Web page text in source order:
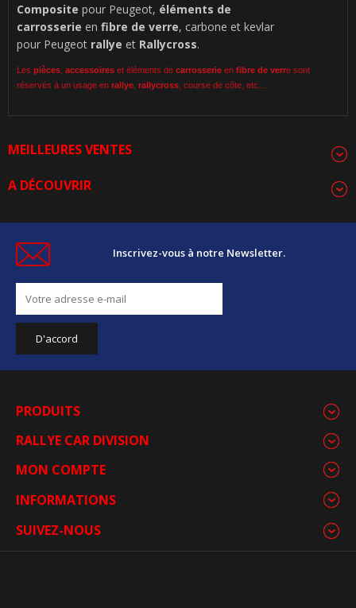
Composite pour Peugeot, éléments de
carrosserie en fibre de verre, carbone et kevlar
pour Peugeot rallye et Rallycross.
Les pièces accessoires et éléments de carrosserie en fibre de verre sont
réservés à un usage en rallye rallycross , course de côte, etc...
MEILLEURES VENTES
A DÉCOUVRIR
Inscrivez-vous à notre Newsletter.
PRODUITS
RALLYE CAR DIVISION
MON COMPTE
INFORMATIONS
SUIVEZ-NOUS